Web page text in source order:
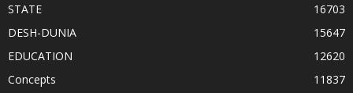
STATE
16703
DESH-DUNIA
15647
EDUCATION
12620
Concepts
11837